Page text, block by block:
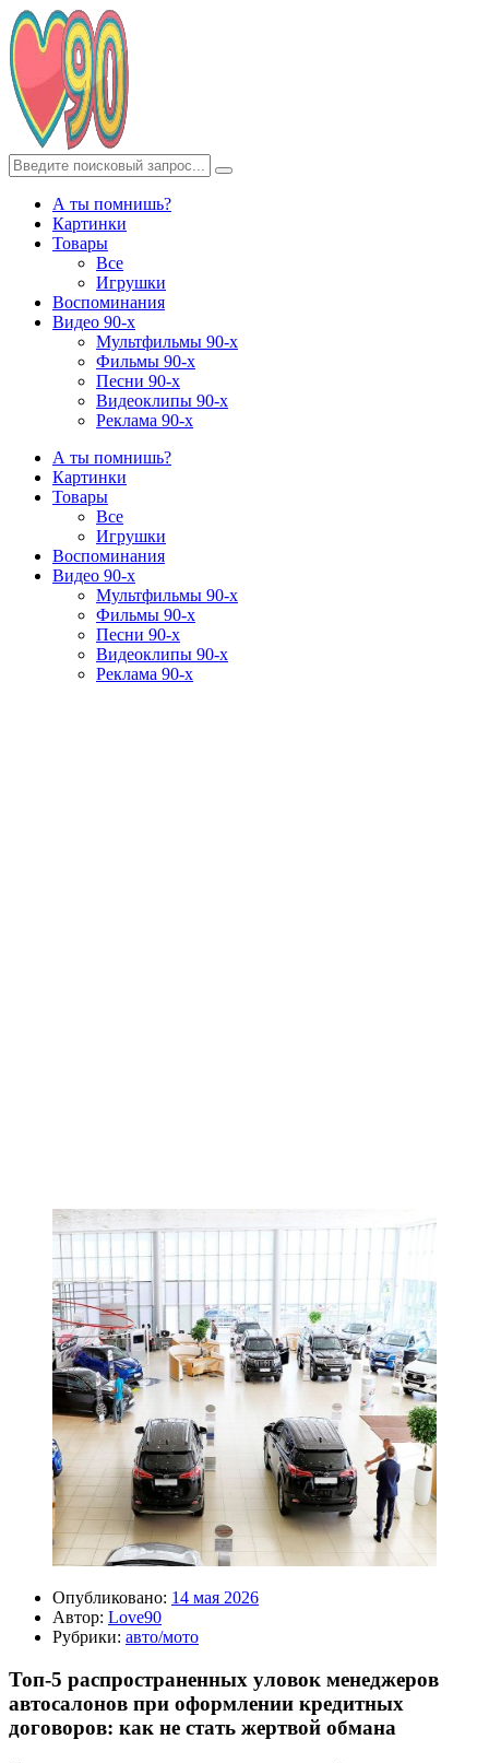
А ты помнишь?
Картинки
Товары
Все
Игрушки
Воспоминания
Видео 90-х
Мультфильмы 90-х
Фильмы 90-х
Песни 90-х
Видеоклипы 90-х
Реклама 90-х
А ты помнишь?
Картинки
Товары
Все
Игрушки
Воспоминания
Видео 90-х
Мультфильмы 90-х
Фильмы 90-х
Песни 90-х
Видеоклипы 90-х
Реклама 90-х
Опубликовано: 14 мая 2026
Автор: Love90
Рубрики: авто/мото
Топ-5 распространенных уловок менеджеров
автосалонов при оформлении кредитных
договоров: как не стать жертвой обмана